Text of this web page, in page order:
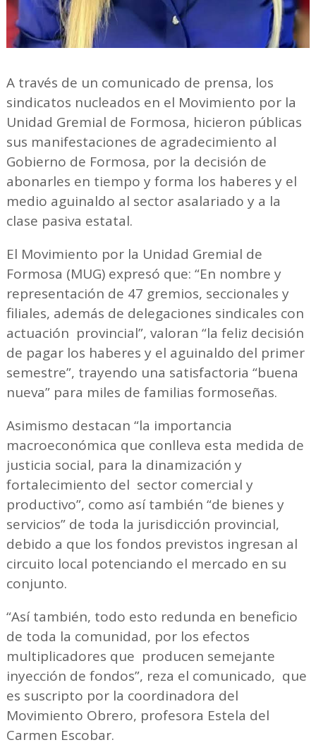
A través de un comunicado de prensa, los
sindicatos nucleados en el Movimiento por la
Unidad Gremial de Formosa, hicieron públicas
sus manifestaciones de agradecimiento al
Gobierno de Formosa, por la decisión de
abonarles en tiempo y forma los haberes y el
medio aguinaldo al sector asalariado y a la
clase pasiva estatal.
El Movimiento por la Unidad Gremial de
Formosa (MUG) expresó que: “En nombre y
representación de 47 gremios, seccionales y
filiales, además de delegaciones sindicales con
actuación provincial”, valoran “la feliz decisión
de pagar los haberes y el aguinaldo del primer
semestre”, trayendo una satisfactoria “buena
nueva” para miles de familias formoseñas.
Asimismo destacan “la importancia
macroeconómica que conlleva esta medida de
justicia social, para la dinamización y
fortalecimiento del sector comercial y
productivo”, como así también “de bienes y
servicios” de toda la jurisdicción provincial,
debido a que los fondos previstos ingresan al
circuito local potenciando el mercado en su
conjunto.
“Así también, todo esto redunda en beneficio
de toda la comunidad, por los efectos
multiplicadores que producen semejante
inyección de fondos”, reza el comunicado, que
es suscripto por la coordinadora del
Movimiento Obrero, profesora Estela del
Carmen Escobar.